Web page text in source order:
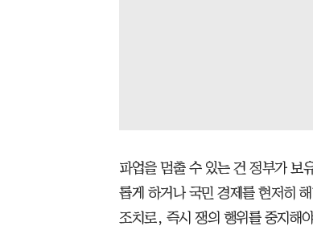
파업을 멈출 수 있는 건 정부가 보
롭게 하거나 국민 경제를 현저히
조치로, 즉시 쟁의 행위를 중지해